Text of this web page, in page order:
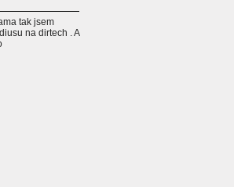
tak jsem
na dirtech . A